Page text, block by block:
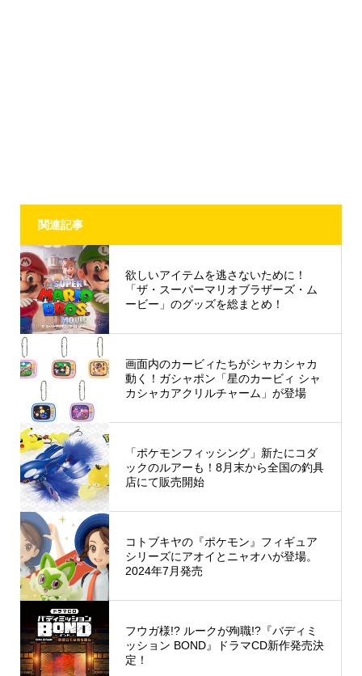
関連記事
欲しいアイテムを逃さないために！
「ザ・スーパーマリオブラザーズ・ム
ービー」のグッズを総まとめ！
画面内のカービィたちがシャカシャカ
動く！ガシャポン「星のカービィ シャ
カシャカアクリルチャーム」が登場
「ポケモンフィッシング」新たにコダ
ックのルアーも！8月末から全国の釣具
店にて販売開始
コトブキヤの『ポケモン』フィギュア
シリーズにアオイとニャオハが登場。
2024年7月発売
フウガ様!? ルークが殉職!?『バディミ
ッション BOND』ドラマCD新作発売決
定！